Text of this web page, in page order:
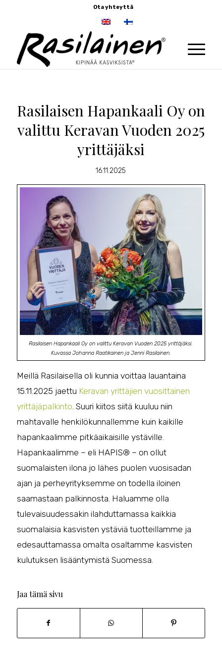
Ota yhteyttä
Rasilaisen Hapankaali Oy on
valittu Keravan Vuoden 2025
yrittäjäksi
16.11.2025
Rasilaisen Hapankaali Oy on valittu Keravan Vuoden 2025 yrittäjäksi.
Kuvassa Johanna Raatikainen ja Jenni Rasilainen.
Meillä Rasilaisella oli kunnia voittaa lauantaina
15.11.2025 jaettu Keravan yrittäjien vuosittainen
yrittäjäpalkinto . Suuri kiitos siitä kuuluu niin
mahtavalle henkilökunnallemme kuin kaikille
hapankaalimme pitkäaikaisille ystäville.
Hapankaalimme – eli HAPIS® – on ollut
suomalaisten ilona jo lähes puolen vuosisadan
ajan ja perheyrityksemme on todella iloinen
saamastaan palkinnosta. Haluamme olla
tulevaisuudessakin ilahduttamassa kaikkia
suomalaisia kasvisten ystäviä tuotteillamme ja
edesauttamassa omalta osaltamme kasvisten
kulutuksen lisääntymistä Suomessa.
Jaa tämä sivu